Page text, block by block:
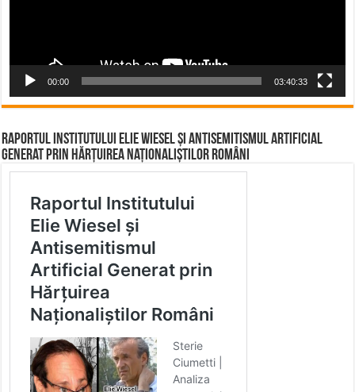
00:00 03:40:33
Raportul Institutului Elie Wiesel și Antisemitismul Artificial
Generat prin Hărțuirea Naționaliștilor Români